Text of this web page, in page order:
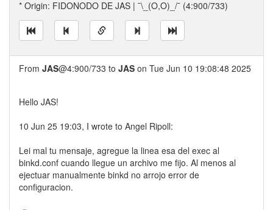
* Origin: FIDONODO DE JAS | ¯\_(O,O)_/¯ (4:900/733)
From JAS@4:900/733 to JAS on Tue Jun 10 19:08:48 2025
Hello JAS!
10 Jun 25 19:03, I wrote to Angel Ripoll:
Lei mal tu mensaje, agregue la linea esa del exec al
binkd.conf cuando llegue un archivo me fijo. Al menos al
ejectuar manualmente binkd no arrojo error de
configuracion.